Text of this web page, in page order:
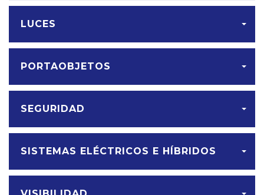
LUCES
PORTAOBJETOS
SEGURIDAD
SISTEMAS ELÉCTRICOS E HÍBRIDOS